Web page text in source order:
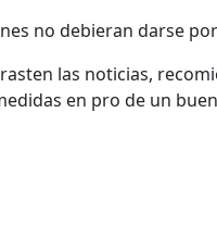
no debieran darse
las noticias,
en pro de un